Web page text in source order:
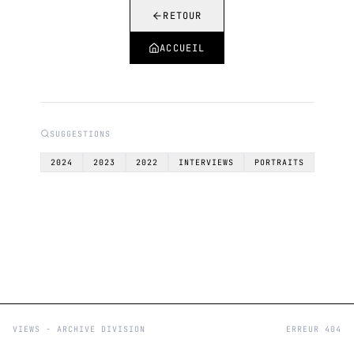
RETOUR
ACCUEIL
SUGGESTIONS
2024 2023 2022 INTERVIEWS PORTRAITS
VIEWS - ARCHIVE DIVISION ERREUR 404